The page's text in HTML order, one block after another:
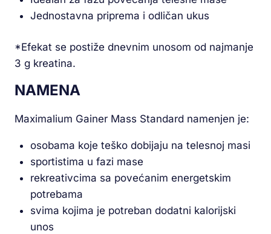
Jednostavna priprema i odličan ukus
*Efekat se postiže dnevnim unosom od najmanje
3 g kreatina.
NAMENA
Maximalium Gainer Mass Standard namenjen je:
osobama koje teško dobijaju na telesnoj masi
sportistima u fazi mase
rekreativcima sa povećanim energetskim
potrebama
svima kojima je potreban dodatni kalorijski
unos